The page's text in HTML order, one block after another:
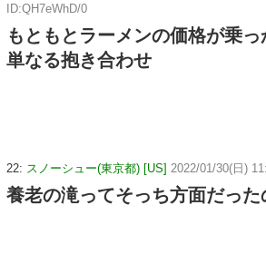
ID:QH7eWhD/0
もともとラーメンの価格が乗
単なる抱き合わせ
22: スノーシュー(東京都) [US] 2022/01/30(日)
養老の滝ってそっち方面だった